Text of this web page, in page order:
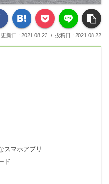
2021.08.23 2021.08.22
スマホアプリ
ド